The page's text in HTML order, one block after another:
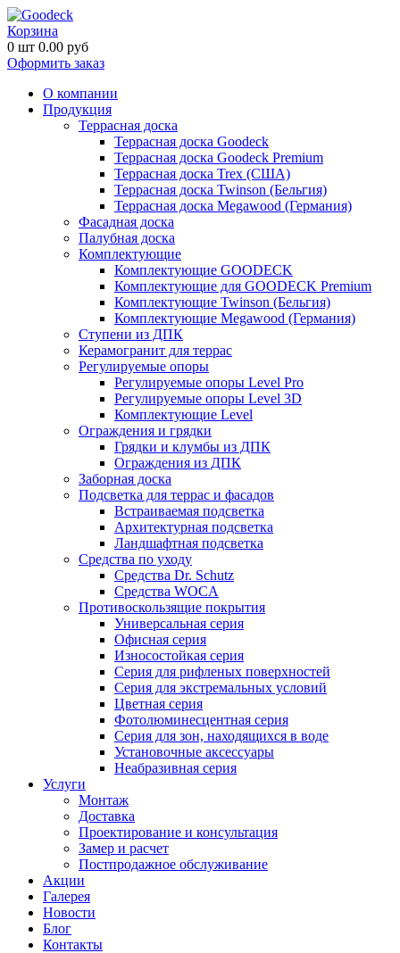
Корзина
0 шт 0.00 руб
Оформить заказ
О компании
Продукция
Террасная доска
Террасная доска Goodeck
Террасная доска Goodeck Premium
Террасная доска Trex (США)
Террасная доска Twinson (Бельгия)
Террасная доска Megawood (Германия)
Фасадная доска
Палубная доска
Комплектующие
Комплектующие GOODECK
Комплектующие для GOODECK Premium
Комплектующие Twinson (Бельгия)
Комплектующие Megawood (Германия)
Ступени из ДПК
Керамогранит для террас
Регулируемые опоры
Регулируемые опоры Level Pro
Регулируемые опоры Level 3D
Комплектующие Level
Ограждения и грядки
Грядки и клумбы из ДПК
Ограждения из ДПК
Заборная доска
Подсветка для террас и фасадов
Встраиваемая подсветка
Архитектурная подсветка
Ландшафтная подсветка
Средства по уходу
Средства Dr. Schutz
Средства WOCA
Противоскользящие покрытия
Универсальная серия
Офисная серия
Износостойкая серия
Серия для рифленых поверхностей
Серия для экстремальных условий
Цветная серия
Фотолюминесцентная серия
Серия для зон, находящихся в воде
Установочные аксессуары
Неабразивная серия
Услуги
Монтаж
Доставка
Проектирование и консультация
Замер и расчет
Постпродажное обслуживание
Акции
Галерея
Новости
Блог
Контакты